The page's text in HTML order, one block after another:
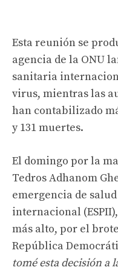
Esta reunión se
agencia de la ONU
sanitaria
virus, mientras las
han contabilizado
y 131 muertes.
El domingo por la
Tedros Adhanom
emergencia de
internacional
más alto, por el
República
tomé esta decisión a